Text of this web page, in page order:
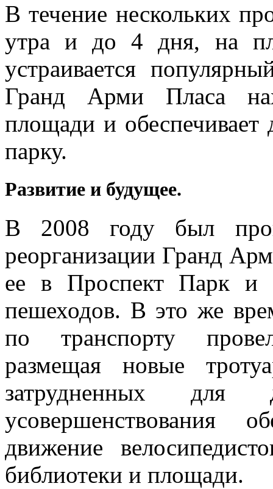
В течение нескольких
утра и до 4 дня, на
устраивается
Гранд Арми Пласа
площади и
парку.
Развитие и будущее.
В 2008 году был
реорганизации Гранд
ее в Проспект Парк и
пешеходов. В это же
по транспорту
размещая новые
затрудненных для
усовершенствования
движение
библиотеки и площади.